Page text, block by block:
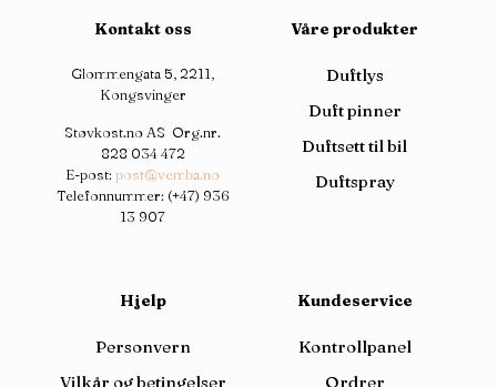
Kontakt oss
Glommengata 5, 2211,
Kongsvinger
Støvkost.no AS Org.nr.
828 034 472
E-post:post@vemba.no
Telefonnummer: (+47) 936
13 907
Våre produkter
Duftlys
Duft pinner
Duftsett til bil
Duftspray
Hjelp
Personvern
Vilkår og betingelser
Kundeservice
Kontrollpanel
Ordrer